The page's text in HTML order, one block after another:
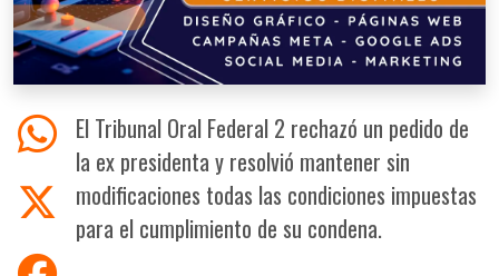
El Tribunal Oral Federal 2 rechazó un pedido de
la ex presidenta y resolvió mantener sin
modificaciones todas las condiciones impuestas
para el cumplimiento de su condena.